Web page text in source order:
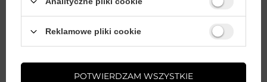
Wysokość opakowania
15,5
Głębokość opakowania
towaru w cm
3 Więcej
Wystarczy założyć konto
odblokować zniżki na kolejne
Reklamowe pliki cookie
POTWIERDZAM WSZYSTKIE